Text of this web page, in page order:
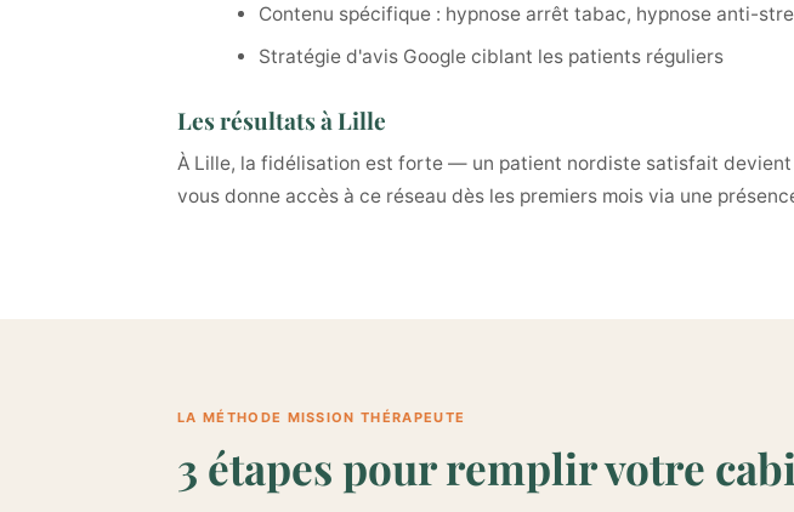
Contenu spécifique : hypnose arrêt tabac, hypnose anti-
Stratégie d'avis Google ciblant les patients réguliers
Les résultats à Lille
À Lille, la fidélisation est forte — un patient nordiste satisfait
vous donne accès à ce réseau dès les premiers mois via une
LA MÉTHODE MISSION THÉRAPEUTE
3 étapes pour remplir votre